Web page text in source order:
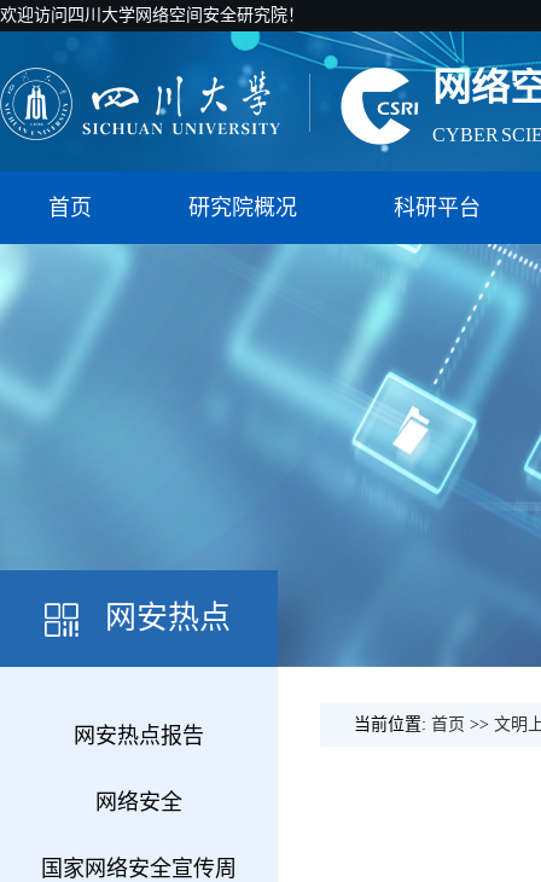
欢迎访问四川大学网络空间安全研究院！
CYBER
国家智能
首页 研究院概况 科研平台
网安热点
网安热点报告
网络安全
国家网络安全宣传周
当前位置: 首页 >> 文明